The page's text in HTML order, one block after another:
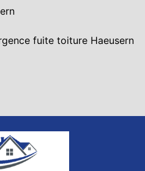
fuite toiture Haeusern